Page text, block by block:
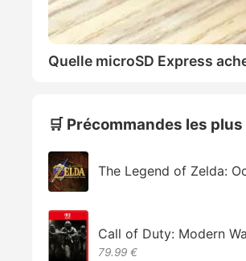
Quelle microSD Express
🛒 Précommandes les
The Legend of Zelda:
Call of Duty: Modern
79.99 €